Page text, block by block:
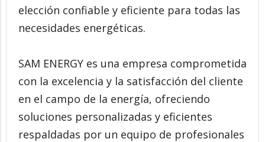
elección confiable y eficiente para todas las
necesidades energéticas.
SAM ENERGY es una empresa comprometida
con la excelencia y la satisfacción del cliente
en el campo de la energía, ofreciendo
soluciones personalizadas y eficientes
respaldadas por un equipo de profesionales